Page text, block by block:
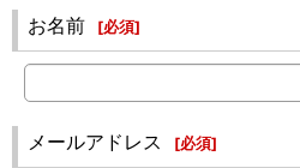
お名前 [必須]
メールアドレス [必須]